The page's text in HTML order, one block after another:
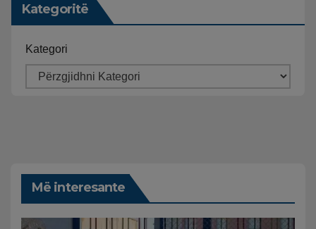
Kategoritë
Kategori
Më interesante